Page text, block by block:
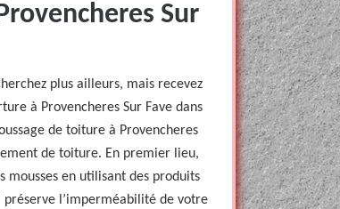
Sur
plus ailleurs, mais recevez
à Provencheres Sur Fave dans
de toiture à Provencheres
de toiture. En premier lieu,
en utilisant des produits
préserve l’imperméabilité de votre